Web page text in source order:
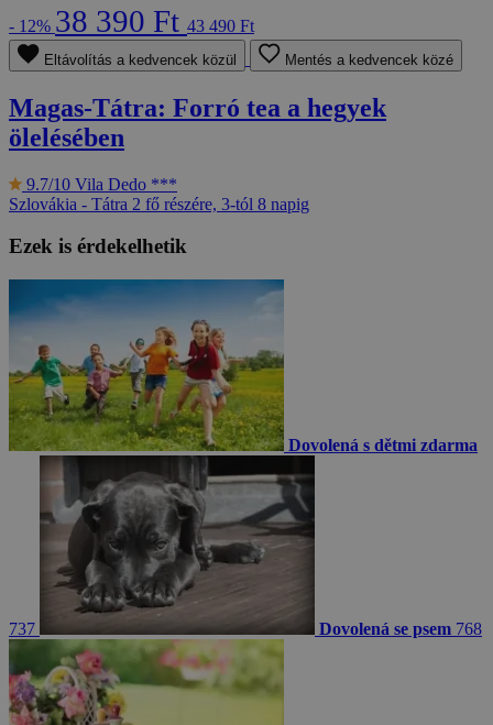
- 12% 38 390 Ft 43 490 Ft
Eltávolítás a kedvencek közül Mentés a kedvencek közé
Magas-Tátra: Forró tea a hegyek
ölelésében
9.7/10 Vila Dedo ***
Szlovákia - Tátra 2 fő részére, 3-tól 8 napig
Ezek is érdekelhetik
Dovolená s dětmi zdarma
737 Dovolená se psem 768